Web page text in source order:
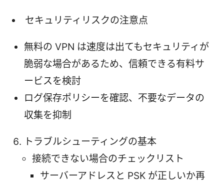
セキュリティリスクの注意点
無料の VPN は速度は出てもセキュリティが
脆弱な場合があるため、信頼できる有料サ
ービスを検討
ログ保存ポリシーを確認、不要なデータの
収集を抑制
トラブルシューティングの基本
接続できない場合のチェックリスト
サーバーアドレスと PSK が正しいか再